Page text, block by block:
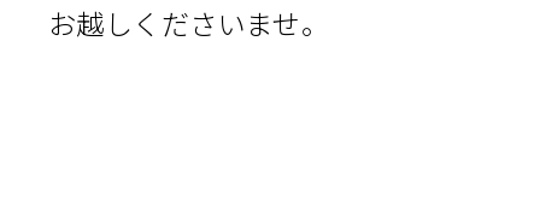
お越しくださいませ。